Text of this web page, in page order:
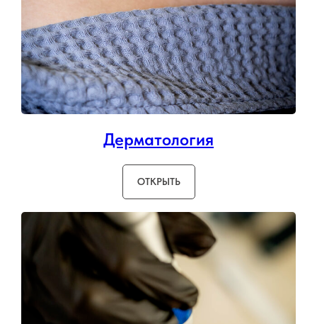
Дерматология
ОТКРЫТЬ